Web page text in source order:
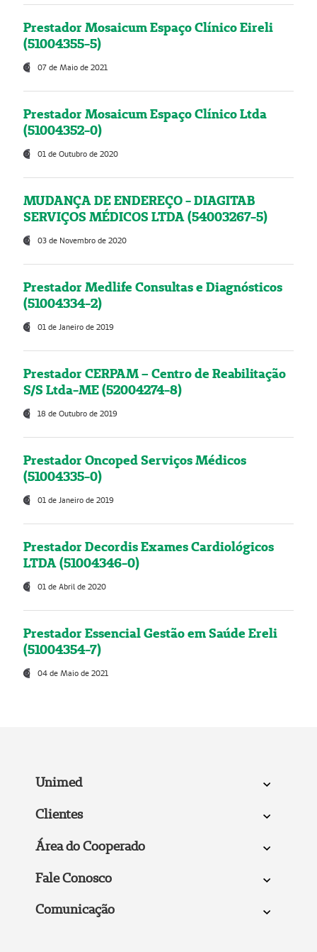
Prestador Mosaicum Espaço Clínico Eireli
(51004355-5)
07 de Maio de 2021
Prestador Mosaicum Espaço Clínico Ltda
(51004352-0)
01 de Outubro de 2020
MUDANÇA DE ENDEREÇO - DIAGITAB
SERVIÇOS MÉDICOS LTDA (54003267-5)
03 de Novembro de 2020
Prestador Medlife Consultas e Diagnósticos
(51004334-2)
01 de Janeiro de 2019
Prestador CERPAM – Centro de Reabilitação
S/S Ltda-ME (52004274-8)
18 de Outubro de 2019
Prestador Oncoped Serviços Médicos
(51004335-0)
01 de Janeiro de 2019
Prestador Decordis Exames Cardiológicos
LTDA (51004346-0)
01 de Abril de 2020
Prestador Essencial Gestão em Saúde Ereli
(51004354-7)
04 de Maio de 2021
Unimed
Clientes
Área do Cooperado
Fale Conosco
Comunicação